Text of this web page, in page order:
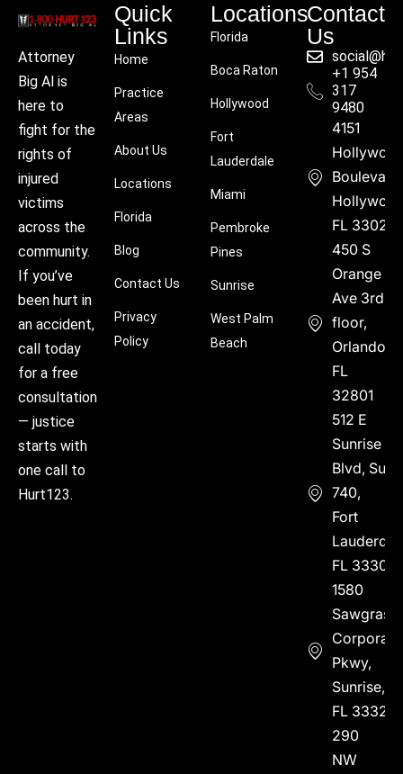
Attorney
Big Al is
here to
fight for the
rights of
injured
victims
across the
community.
If you’ve
been hurt in
an accident,
call today
for a free
consultation
— justice
starts with
one call to
Hurt123.
Quick
Links
Home
Practice
Areas
About Us
Locations
Florida
Blog
Contact Us
Privacy
Policy
Locations
Florida
Boca Raton
Hollywood
Fort
Lauderdale
Miami
Pembroke
Pines
Sunrise
West Palm
Beach
Contact
Us
+1 954
317
9480
4151
Boulevard,
FL 33021
450 S
Orange
Ave 3rd
floor,
Orlando,
FL
32801
512 E
Sunrise
Blvd, Suite
740,
Fort
FL 33304
1580
Sawgrass
Corporate
Pkwy,
Sunrise,
FL 33323
290
NW